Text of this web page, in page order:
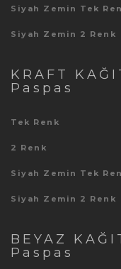
Siyah Zemin Tek
Siyah Zemin 2 Renk
KRAFT
Paspas
Tek Renk
2 Renk
Siyah Zemin Tek
Siyah Zemin 2 Renk
BEYAZ
Paspas